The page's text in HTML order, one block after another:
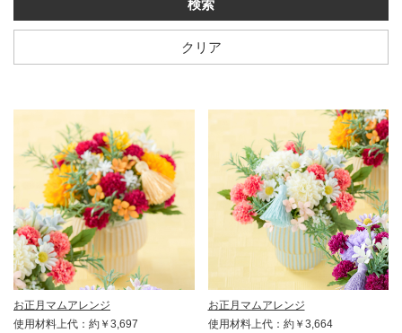
クリア
お正月マムアレンジ
使用材料上代：約￥3,697
お正月マムアレンジ
使用材料上代：約￥3,664